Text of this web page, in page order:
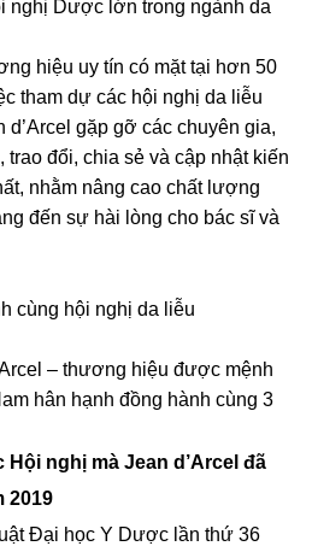
nghị Dược lớn trong ngành da
hiệu uy tín có mặt tại hơn 50
tham dự các hội nghị da liễu
gặp gỡ các chuyên gia,
trao đổi, chia sẻ và cập nhật kiến
nhằm nâng cao chất lượng
đến sự hài lòng cho bác sĩ và
– thương hiệu được mệnh
hân hạnh đồng hành cùng 3
Hội nghị mà Jean d’Arcel đã
2019
Đại học Y Dược lần thứ 36